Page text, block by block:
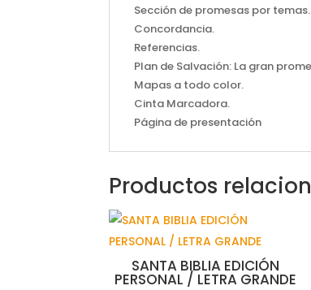
Sección de promesas por temas.
Concordancia.
Referencias.
Plan de Salvación: La gran
Mapas a todo color.
Cinta Marcadora.
Página de presentación
Productos
SANTA BIBLIA EDICIÓN
PERSONAL / LETRA GRANDE